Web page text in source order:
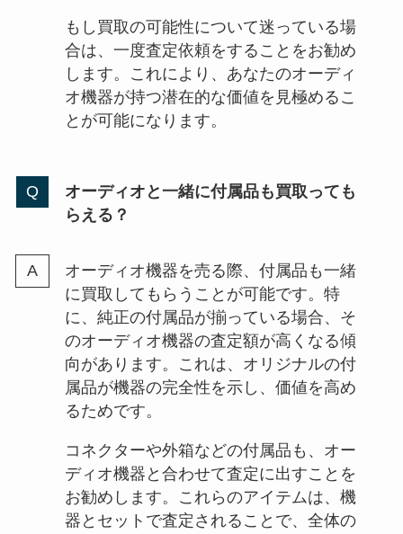
もし買取の可能性について迷っている場
合は、一度査定依頼をすることをお勧め
します。これにより、あなたのオーディ
オ機器が持つ潜在的な価値を見極めるこ
とが可能になります。
オーディオと一緒に付属品も買取っても
らえる？
オーディオ機器を売る際、付属品も一緒
に買取してもらうことが可能です。特
に、純正の付属品が揃っている場合、そ
のオーディオ機器の査定額が高くなる傾
向があります。これは、オリジナルの付
属品が機器の完全性を示し、価値を高め
るためです。
コネクターや外箱などの付属品も、オー
ディオ機器と合わせて査定に出すことを
お勧めします。これらのアイテムは、機
器とセットで査定されることで、全体の